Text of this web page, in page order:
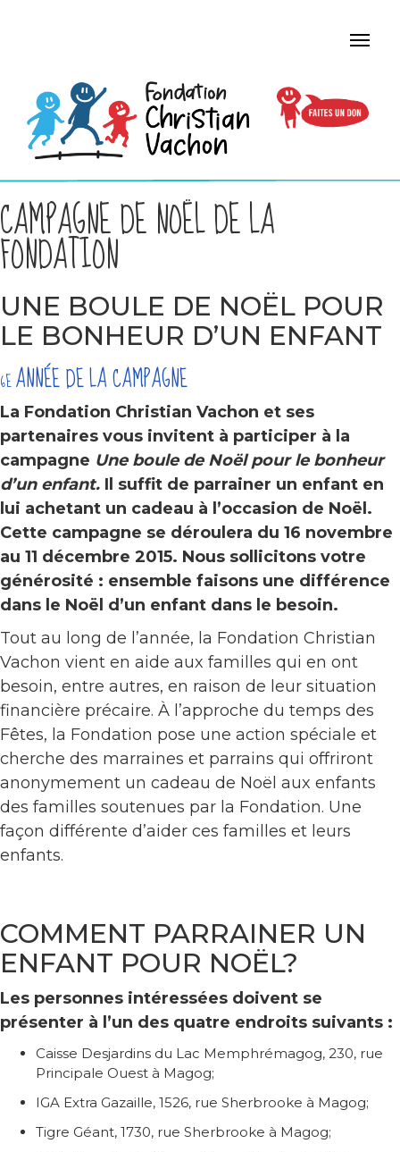
CAMPAGNE DE NOËL DE LA
FONDATION
UNE BOULE DE NOËL POUR
LE BONHEUR D’UN ENFANT
6EANNÉE DE LA CAMPAGNE
La Fondation Christian Vachon et ses
partenaires vous invitent à participer à la
campagne Une boule de Noël pour le bonheur
d’un enfant. Il suffit de parrainer un enfant en
lui achetant un cadeau à l’occasion de Noël.
Cette campagne se déroulera du 16 novembre
au 11 décembre 2015. Nous sollicitons votre
générosité : ensemble faisons une différence
dans le Noël d’un enfant dans le besoin.
Tout au long de l’année, la Fondation Christian
Vachon vient en aide aux familles qui en ont
besoin, entre autres, en raison de leur situation
financière précaire. À l’approche du temps des
Fêtes, la Fondation pose une action spéciale et
cherche des marraines et parrains qui offriront
anonymement un cadeau de Noël aux enfants
des familles soutenues par la Fondation. Une
façon différente d’aider ces familles et leurs
enfants.
COMMENT PARRAINER UN
ENFANT POUR NOËL?
Les personnes intéressées doivent se
présenter à l’un des quatre endroits suivants :
Caisse Desjardins du Lac Memphrémagog, 230, rue
Principale Ouest à Magog;
IGA Extra Gazaille, 1526, rue Sherbrooke à Magog;
Tigre Géant, 1730, rue Sherbrooke à Magog;